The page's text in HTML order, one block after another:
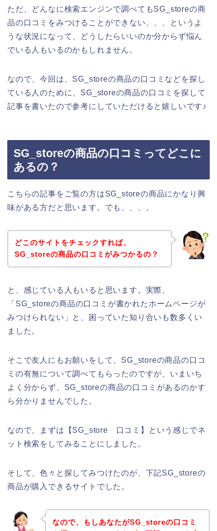
ただ、どんなに検索エンジンで調べてもSG_storeの商
品の口コミをみつけることができない、、、というよ
うな状況になって、どうしたらいいのか分からず悩ん
でいる人もいるのかもしれません。
なので、今回は、SG_storeの商品の口コミなどを探し
ている人のために、SG_storeの商品の口コミを探して
記事を書いたので参考にしていただけると嬉しいです♪
SG_storeの商品の口コミってどこに
あるの？
こちらの記事をご覧の方はSG_storeの商品にかなり興
味がある方だと思います。でも、、、。
どこのサイトをチェックすれば、
SG_storeの商品の口コミがみつかるの？
と、感じている人もいると思います。実際、
「SG_storeの商品の口コミが書かれたホームページが
みつけられない」と、困っていた知り合いも数多くい
ました。
そこで友人にもお願いをして、SG_storeの商品の口コ
ミの有無について調べてもらったのですが、いまいち
よく分からず、SG_storeの商品の口コミがあるのかす
ら分かりませんでした。
なので、まずは【SG_store 口コミ】という感じでネ
ット検索をしてみることにしました。
そして、色々と探してみつけたのが、下記SG_storeの
商品が購入できるサイトでした。
なので、もしあなたがSG_storeの口コミ